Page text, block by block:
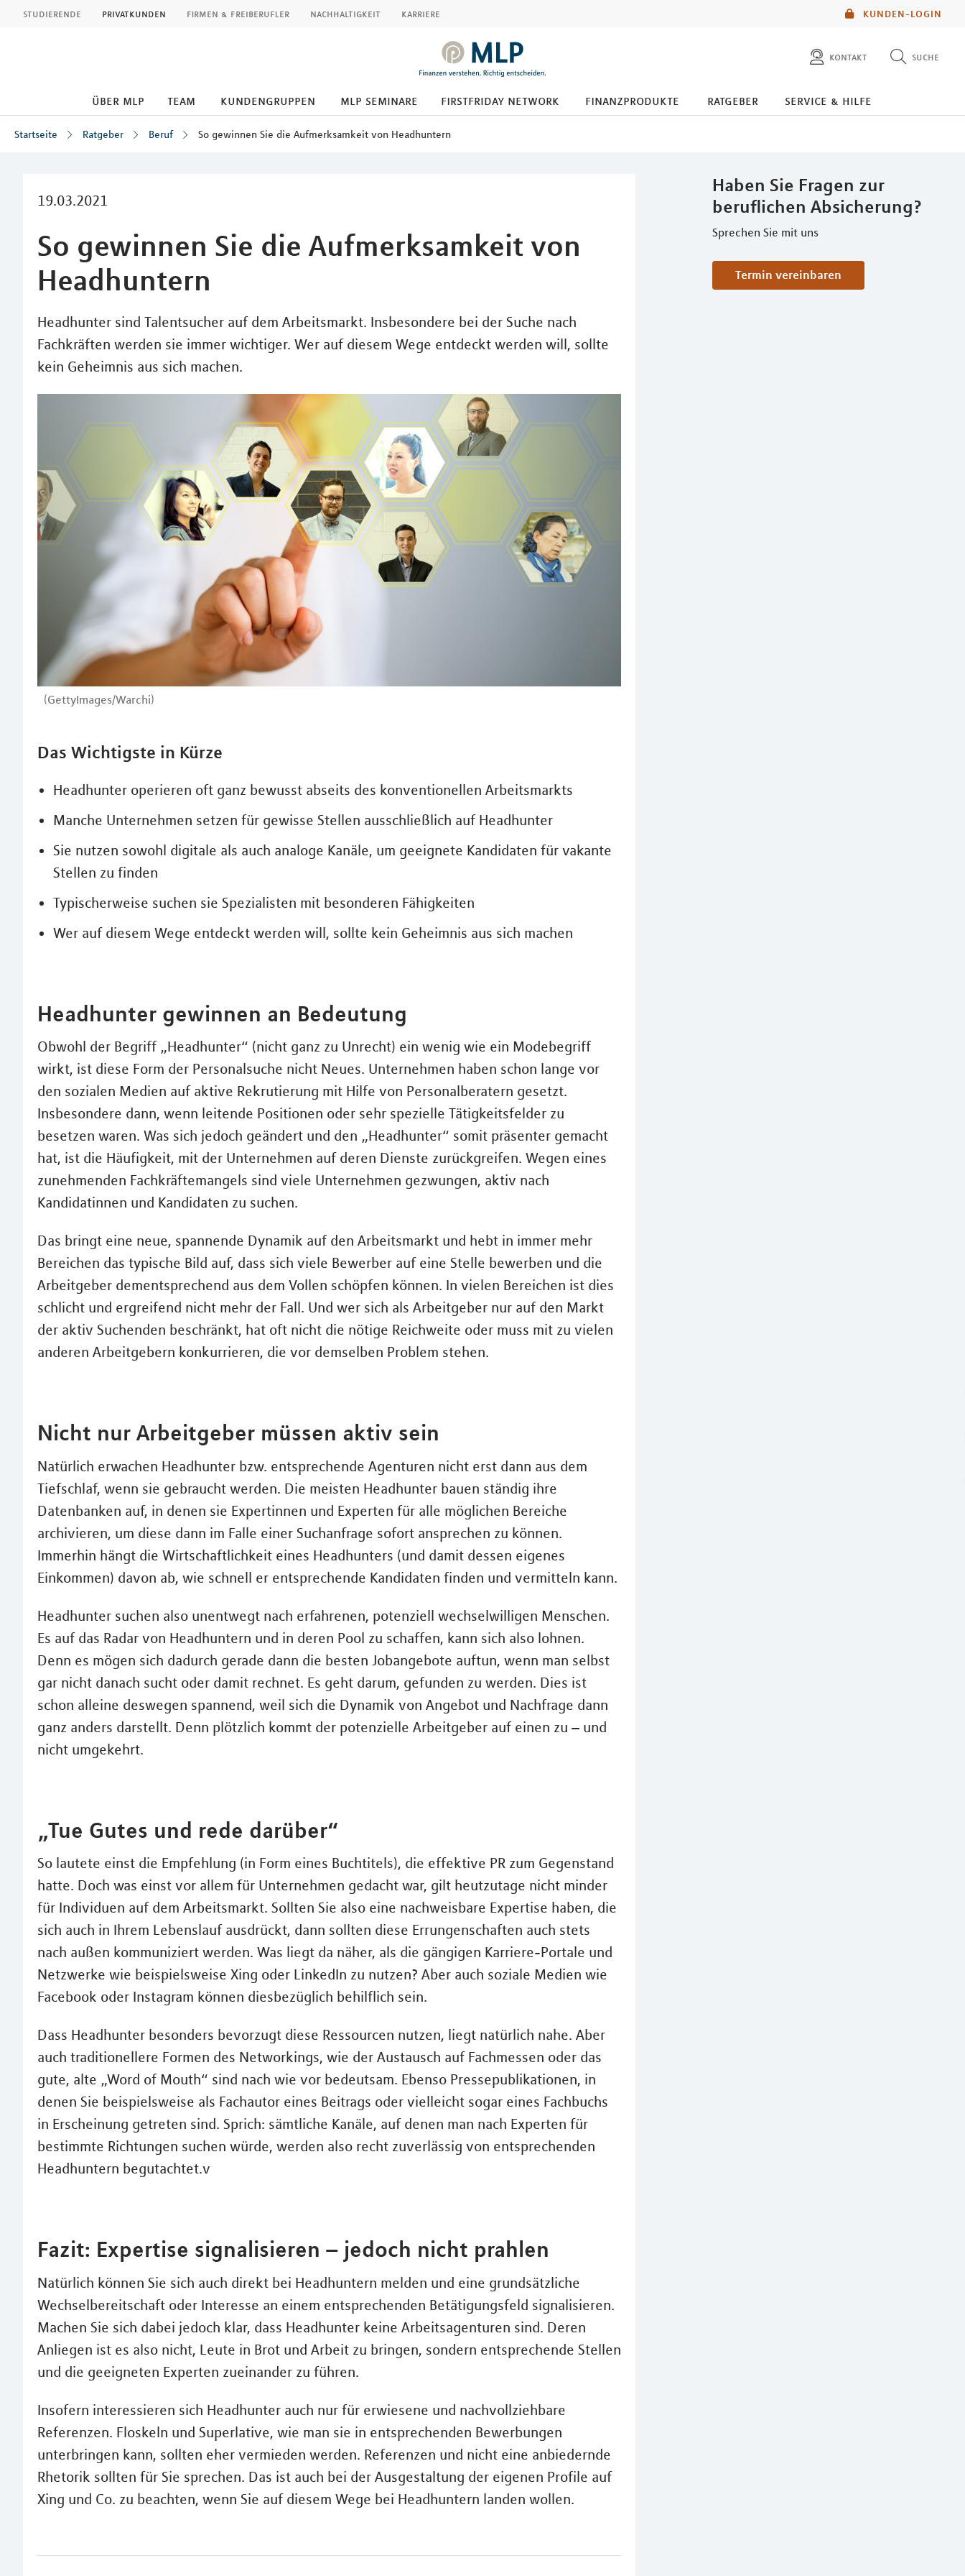
KUNDEN-LOGIN
studierende privatkunden firmen & freiberufler nachhaltigkeit karriere
kontakt suche
diese website durchsuchen
über mlp team kundengruppen mlp seminare firstfriday network finanzprodukte ratgeber service & hilfe
Startseite Ratgeber Beruf So gewinnen Sie die Aufmerksamkeit von Headhuntern
19.03.2021
So gewinnen Sie die Aufmerksamkeit von
Headhuntern
Headhunter sind Talentsucher auf dem Arbeitsmarkt. Insbesondere bei der Suche nach
Fachkräften werden sie immer wichtiger. Wer auf diesem Wege entdeckt werden will, sollte
kein Geheimnis aus sich machen.
(GettyImages/Warchi)
Haben Sie Fragen zur
beruflichen Absicherung?
Sprechen Sie mit uns
Termin vereinbaren
Das Wichtigste in Kürze
Headhunter operieren oft ganz bewusst abseits des konventionellen Arbeitsmarkts
Manche Unternehmen setzen für gewisse Stellen ausschließlich auf Headhunter
Sie nutzen sowohl digitale als auch analoge Kanäle, um geeignete Kandidaten für vakante
Stellen zu finden
Typischerweise suchen sie Spezialisten mit besonderen Fähigkeiten
Wer auf diesem Wege entdeckt werden will, sollte kein Geheimnis aus sich machen
Headhunter gewinnen an Bedeutung
Obwohl der Begriff „Headhunter“ (nicht ganz zu Unrecht) ein wenig wie ein Modebegriff
wirkt, ist diese Form der Personalsuche nicht Neues. Unternehmen haben schon lange vor
den sozialen Medien auf aktive Rekrutierung mit Hilfe von Personalberatern gesetzt.
Insbesondere dann, wenn leitende Positionen oder sehr spezielle Tätigkeitsfelder zu
besetzen waren. Was sich jedoch geändert und den „Headhunter“ somit präsenter gemacht
hat, ist die Häufigkeit, mit der Unternehmen auf deren Dienste zurückgreifen. Wegen eines
zunehmenden Fachkräftemangels sind viele Unternehmen gezwungen, aktiv nach
Kandidatinnen und Kandidaten zu suchen.
Das bringt eine neue, spannende Dynamik auf den Arbeitsmarkt und hebt in immer mehr
Bereichen das typische Bild auf, dass sich viele Bewerber auf eine Stelle bewerben und die
Arbeitgeber dementsprechend aus dem Vollen schöpfen können. In vielen Bereichen ist dies
schlicht und ergreifend nicht mehr der Fall. Und wer sich als Arbeitgeber nur auf den Markt
der aktiv Suchenden beschränkt, hat oft nicht die nötige Reichweite oder muss mit zu vielen
anderen Arbeitgebern konkurrieren, die vor demselben Problem stehen.
Nicht nur Arbeitgeber müssen aktiv sein
Natürlich erwachen Headhunter bzw. entsprechende Agenturen nicht erst dann aus dem
Tiefschlaf, wenn sie gebraucht werden. Die meisten Headhunter bauen ständig ihre
Datenbanken auf, in denen sie Expertinnen und Experten für alle möglichen Bereiche
archivieren, um diese dann im Falle einer Suchanfrage sofort ansprechen zu können.
Immerhin hängt die Wirtschaftlichkeit eines Headhunters (und damit dessen eigenes
Einkommen) davon ab, wie schnell er entsprechende Kandidaten finden und vermitteln kann.
Headhunter suchen also unentwegt nach erfahrenen, potenziell wechselwilligen Menschen.
Es auf das Radar von Headhuntern und in deren Pool zu schaffen, kann sich also lohnen.
Denn es mögen sich dadurch gerade dann die besten Jobangebote auftun, wenn man selbst
gar nicht danach sucht oder damit rechnet. Es geht darum, gefunden zu werden. Dies ist
schon alleine deswegen spannend, weil sich die Dynamik von Angebot und Nachfrage dann
ganz anders darstellt. Denn plötzlich kommt der potenzielle Arbeitgeber auf einen zu – und
nicht umgekehrt.
„Tue Gutes und rede darüber“
So lautete einst die Empfehlung (in Form eines Buchtitels), die effektive PR zum Gegenstand
hatte. Doch was einst vor allem für Unternehmen gedacht war, gilt heutzutage nicht minder
für Individuen auf dem Arbeitsmarkt. Sollten Sie also eine nachweisbare Expertise haben, die
sich auch in Ihrem Lebenslauf ausdrückt, dann sollten diese Errungenschaften auch stets
nach außen kommuniziert werden. Was liegt da näher, als die gängigen Karriere-Portale und
Netzwerke wie beispielsweise Xing oder LinkedIn zu nutzen? Aber auch soziale Medien wie
Facebook oder Instagram können diesbezüglich behilflich sein.
Dass Headhunter besonders bevorzugt diese Ressourcen nutzen, liegt natürlich nahe. Aber
auch traditionellere Formen des Networkings, wie der Austausch auf Fachmessen oder das
gute, alte „Word of Mouth“ sind nach wie vor bedeutsam. Ebenso Pressepublikationen, in
denen Sie beispielsweise als Fachautor eines Beitrags oder vielleicht sogar eines Fachbuchs
in Erscheinung getreten sind. Sprich: sämtliche Kanäle, auf denen man nach Experten für
bestimmte Richtungen suchen würde, werden also recht zuverlässig von entsprechenden
Headhuntern begutachtet.v
Fazit: Expertise signalisieren – jedoch nicht prahlen
Natürlich können Sie sich auch direkt bei Headhuntern melden und eine grundsätzliche
Wechselbereitschaft oder Interesse an einem entsprechenden Betätigungsfeld signalisieren.
Machen Sie sich dabei jedoch klar, dass Headhunter keine Arbeitsagenturen sind. Deren
Anliegen ist es also nicht, Leute in Brot und Arbeit zu bringen, sondern entsprechende Stellen
und die geeigneten Experten zueinander zu führen.
Insofern interessieren sich Headhunter auch nur für erwiesene und nachvollziehbare
Referenzen. Floskeln und Superlative, wie man sie in entsprechenden Bewerbungen
unterbringen kann, sollten eher vermieden werden. Referenzen und nicht eine anbiedernde
Rhetorik sollten für Sie sprechen. Das ist auch bei der Ausgestaltung der eigenen Profile auf
Xing und Co. zu beachten, wenn Sie auf diesem Wege bei Headhuntern landen wollen.